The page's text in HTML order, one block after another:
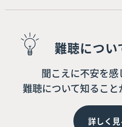
難聴につい
聞こえに不安を
難聴について知ること
詳しく見